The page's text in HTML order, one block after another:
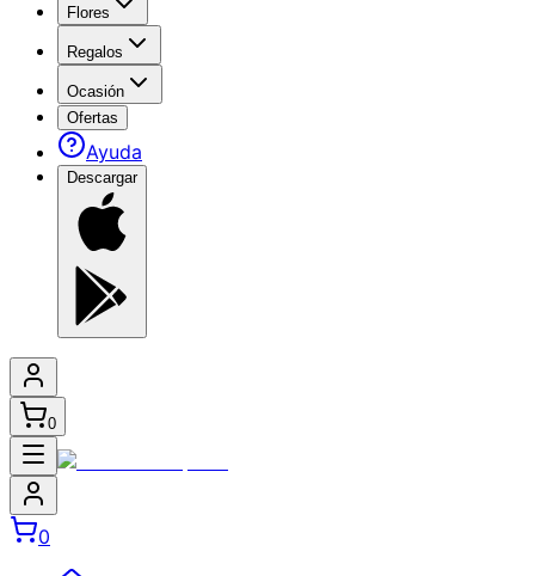
Flores
Regalos
Ocasión
Ofertas
Ayuda
Descargar
0
0